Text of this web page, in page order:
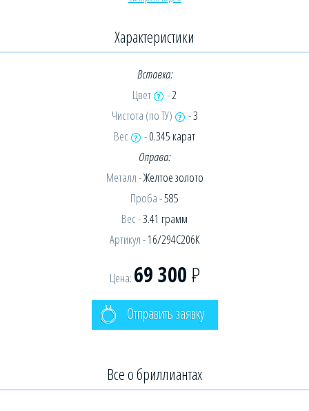
Характеристики
Вставка:
Цвет
-2
Чистота (по ТУ)
-3
Вес
-0.345 карат
Оправа:
Металл -Желтое золото
Проба -585
Вес -3.41 грамм
Артикул -16/294С206К
Цена: 69 300Р
Отправить заявку
Все о бриллиантах